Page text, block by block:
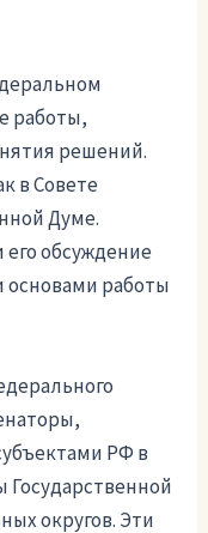
работы,
решений.
в Совете
Думе.
обсуждение
работы
РФ в
округов. Эти